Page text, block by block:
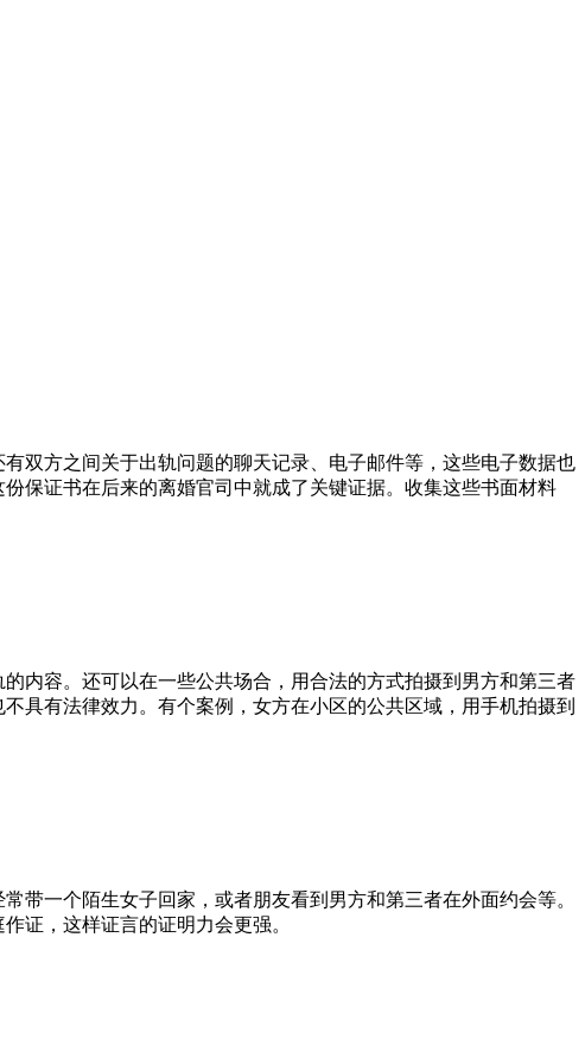
双方之间关于出轨问题的聊天记录、电子邮件等，这些电子数据也
保证书在后来的离婚官司中就成了关键证据。收集这些书面材料
内容。还可以在一些公共场合，用合法的方式拍摄到男方和第三者
具有法律效力。有个案例，女方在小区的公共区域，用手机拍摄到
带一个陌生女子回家，或者朋友看到男方和第三者在外面约会等。
证，这样证言的证明力会更强。